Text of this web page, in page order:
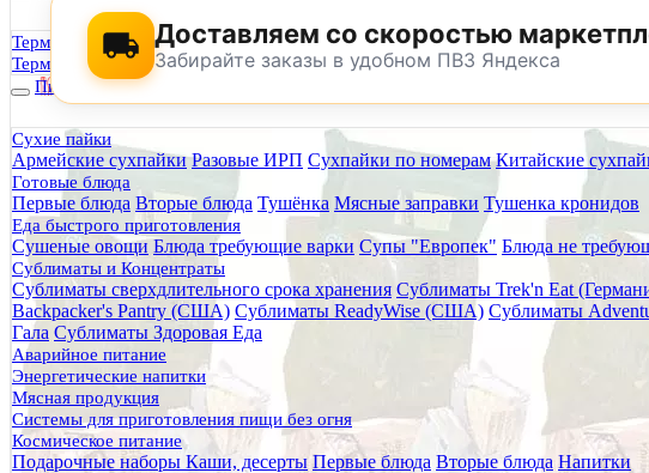
Термокружки Tyeso
Термобутылки Tyeso
Питание
Сухие пайки
Армейские сухпайки Разовые ИРП Сухпайки по номерам Китайские
Готовые блюда
Первые блюда Вторые блюда Тушёнка Мясные заправки Тушенка кронидов
Еда быстрого приготовления
Сушеные овощи Блюда требующие варки Супы "Европек" Блюда не
Сублиматы и Концентраты
Сублиматы сверхдлительного срока хранения Сублиматы Trek'n Eat
Backpacker's Pantry (США) Сублиматы ReadyWise (США) Сублиматы
Гала Сублиматы Здоровая Еда
Аварийное питание
Энергетические напитки
Мясная продукция
Системы для приготовления пищи без огня
Космическое питание
Подарочные наборы Каши, десерты Первые блюда Вторые блюда Напитки
Доставляем со скоростью
Забирайте заказы в удобном ПВЗ Яндекса
По техническим причинам магазин не будет
Заранее корректируйте дату и время посещения магазина.
Главная
Каталог товаров
Питание
Сублиматы и Концентраты
Сублиматы Гала-Гала
Каши Гала-Гала
Гречка с курицей "Гала-Гала" 40 г
Гречка с курицей "Гала-Гала" 40 г